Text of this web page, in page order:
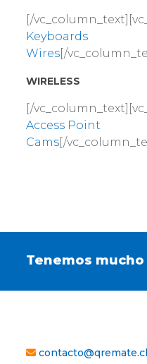
[/
Keyboards
Wires [/
WIRELESS
[/
Access Point
Cams [/
Tenemos
contacto@qremate.cl